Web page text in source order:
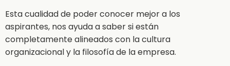
Esta cualidad de poder conocer mejor a los
aspirantes, nos ayuda a saber si están
completamente alineados con la cultura
organizacional y la filosofía de la empresa.